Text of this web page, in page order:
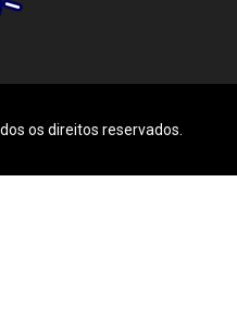
os direitos reservados.